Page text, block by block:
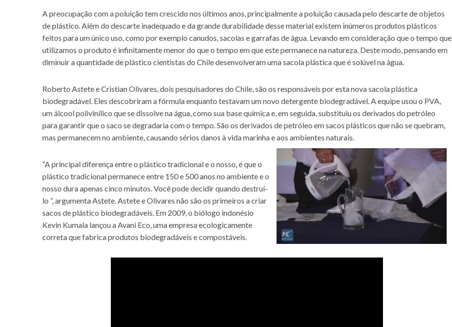
A preocupação com a poluição tem crescido nos últimos anos, principalmente a poluição causada pelo descarte de objetos
de plástico. Além do descarte inadequado e da grande durabilidade desse material existem inúmeros produtos plásticos
feitos para um único uso, como por exemplo canudos, sacolas e garrafas de água. Levando em consideração que o tempo que
utilizamos o produto é infinitamente menor do que o tempo em que este permanece na natureza. Deste modo, pensando em
diminuir a quantidade de plástico cientistas do Chile desenvolveram uma sacola plástica que é solúvel na água.
Roberto Astete e Cristian Olivares, dois pesquisadores do Chile, são os responsáveis por esta nova sacola plástica
biodegradável. Eles descobriram a fórmula enquanto testavam um novo detergente biodegradável. A equipe usou o PVA,
um álcool polivinílico que se dissolve na água, como sua base química e, em seguida, substituiu os derivados do petróleo
para garantir que o saco se degradaria com o tempo. São os derivados de petróleo em sacos plásticos que não se quebram,
mas permanecem no ambiente, causando sérios danos à vida marinha e aos ambientes naturais.
“A principal diferença entre o plástico tradicional e o nosso, é que o
plástico tradicional permanece entre 150 e 500 anos no ambiente e o
nosso dura apenas cinco minutos. Você pode decidir quando destruí-
lo ”, argumenta Astete. Astete e Olivares não são os primeiros a criar
sacos de plástico biodegradáveis. Em 2009, o biólogo indonésio
Kevin Kumala lançou a Avani Eco, uma empresa ecologicamente
correta que fabrica produtos biodegradáveis e compostáveis.